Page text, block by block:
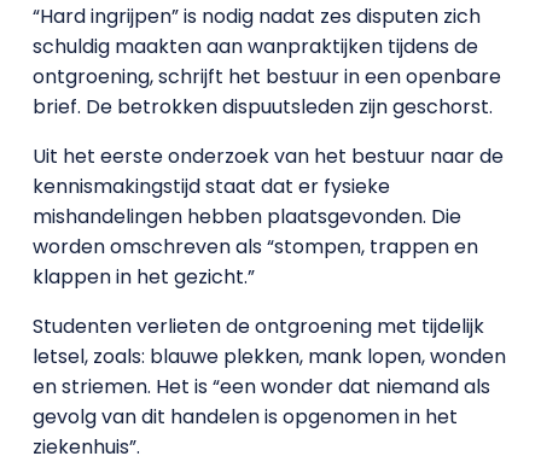
“Hard ingrijpen” is nodig nadat zes disputen zich
schuldig maakten aan wanpraktijken tijdens de
ontgroening, schrijft het bestuur in een openbare
brief. De betrokken dispuutsleden zijn geschorst.
Uit het eerste onderzoek van het bestuur naar de
kennismakingstijd staat dat er fysieke
mishandelingen hebben plaatsgevonden. Die
worden omschreven als “stompen, trappen en
klappen in het gezicht.”
Studenten verlieten de ontgroening met tijdelijk
letsel, zoals: blauwe plekken, mank lopen, wonden
en striemen. Het is “een wonder dat niemand als
gevolg van dit handelen is opgenomen in het
ziekenhuis”.